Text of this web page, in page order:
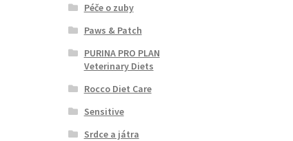
Péče o zuby
Paws & Patch
PURINA PRO PLAN
Veterinary Diets
Rocco Diet Care
Sensitive
Srdce a játra